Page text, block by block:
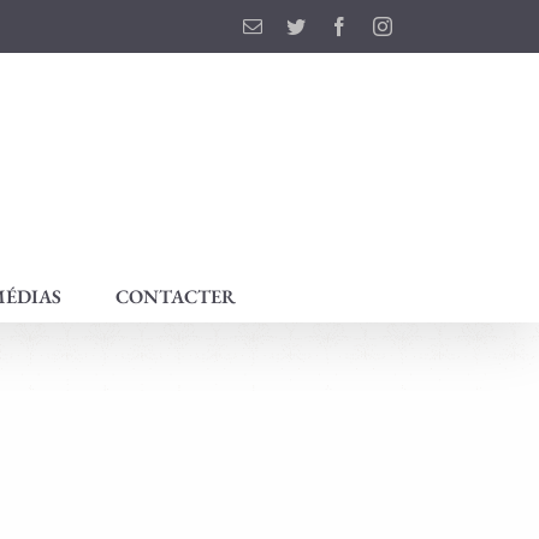
EmailTwitter FacebookInstagram
CONTACTER